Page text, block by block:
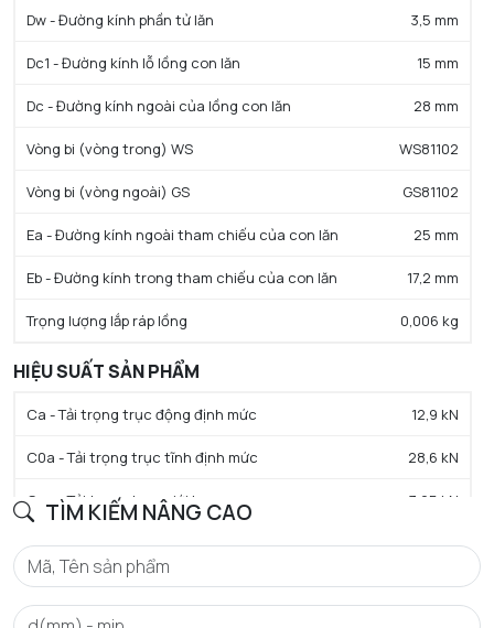
TÌM KIẾM NÂNG CAO
Dw - Đường kính phần tử lăn 3,5 mm
Dc1 - Đường kính lỗ lồng con lăn 15 mm
Dc - Đường kính ngoài của lồng con lăn 28 mm
Vòng bi (vòng trong) WS WS81102
Vòng bi (vòng ngoài) GS GS81102
Ea - Đường kính ngoài tham chiếu của con lăn 25 mm
Eb - Đường kính trong tham chiếu của con lăn 17,2 mm
Trọng lượng lắp ráp lồng 0,006 kg
HIỆU SUẤT SẢN PHẨM
Ca - Tải trọng trục động định mức 12,9 kN
C0a - Tải trọng trục tĩnh định mức 28,6 kN
Cua - Tải trọng trục giới hạn 3,25 kN
N lim - Tốc độ giới hạn bôi trơn mỡ 2800 tr/min
N lim - Tốc độ giới hạn bôi trơn dầu 11000 tr/min